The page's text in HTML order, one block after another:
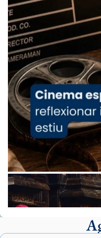
07/carmina-
espana-testimoni...
Foto
View on Facebook · Share
Arquebisbat
2 weeks ago
«Avui les santes
ajuden a alçar la
Mons. Sergi
presidit aquest 27
Santes de Mataró.
🔗tinyurl.com/
📸 J. Merino